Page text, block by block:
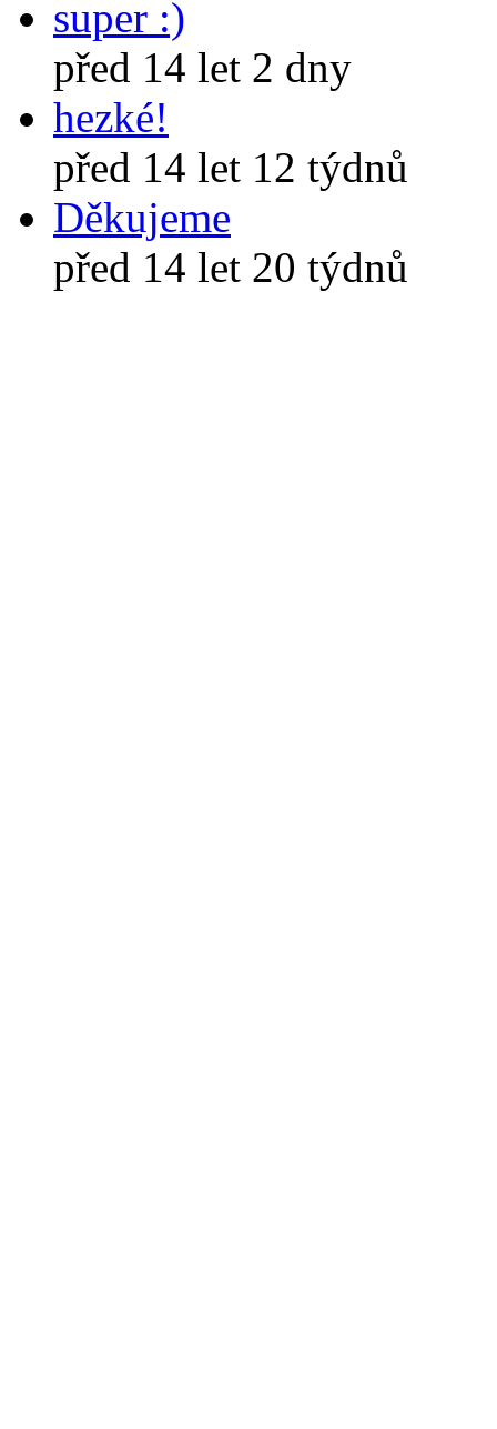
super :)
před 14 let 2 dny
hezké!
před 14 let 12 týdnů
Děkujeme
před 14 let 20 týdnů